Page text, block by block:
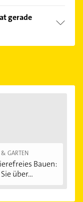
von den
Sie sich
lassen.
gerade
.
& GARTEN
Bauen:
über...